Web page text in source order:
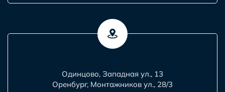
Одинцово, Западная ул., 13
Оренбург, Монтажников ул., 28/3